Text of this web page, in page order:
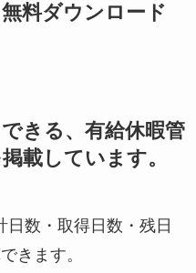
料ダウンロード
きる、有給休暇管
載しています。
日数・取得日数・残日
きます。